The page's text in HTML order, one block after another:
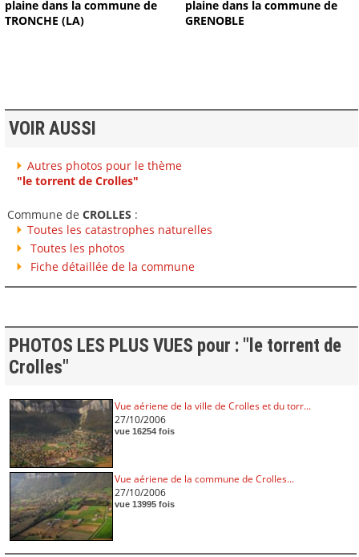
plaine dans la commune de
TRONCHE (LA)
plaine dans la commune de
GRENOBLE
VOIR AUSSI
Autres photos pour le thème
"le torrent de Crolles"
Commune de CROLLES :
Toutes les catastrophes naturelles
Toutes les photos
Fiche détaillée de la commune
PHOTOS LES PLUS VUES pour : "le torrent de
Crolles"
Vue aériene de la ville de Crolles et du torr...
27/10/2006
vue 16254 fois
Vue aériene de la commune de Crolles...
27/10/2006
vue 13995 fois